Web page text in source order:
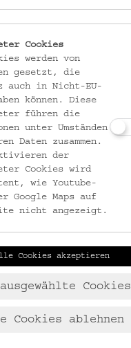
Cookies
werden von
gesetzt, die
auch in Nicht-EU-
können. Diese
führen die
unter Umständen
Daten zusammen.
der
Cookies wird
wie Youtube-
Google Maps auf
nicht angezeigt.
Cookies akzeptieren
Cookies
Cookies ablehnen